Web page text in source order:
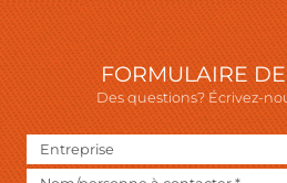
FORMULAIRE
Des questions? Écrivez-